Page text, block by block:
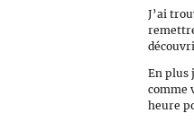
J’ai
En plus
comme
heure